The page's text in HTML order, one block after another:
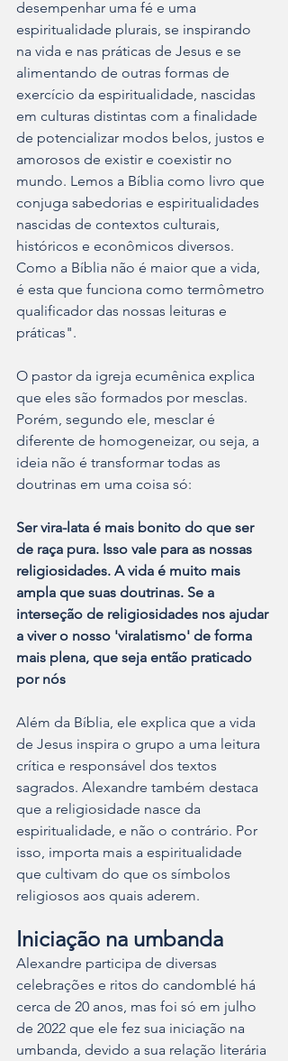
desempenhar uma fé e uma
espiritualidade plurais, se inspirando
na vida e nas práticas de Jesus e se
alimentando de outras formas de
exercício da espiritualidade, nascidas
em culturas distintas com a finalidade
de potencializar modos belos, justos e
amorosos de existir e coexistir no
mundo. Lemos a Bíblia como livro que
conjuga sabedorias e espiritualidades
nascidas de contextos culturais,
históricos e econômicos diversos.
Como a Bíblia não é maior que a vida,
é esta que funciona como termômetro
qualificador das nossas leituras e
práticas".
O pastor da igreja ecumênica explica
que eles são formados por mesclas.
Porém, segundo ele, mesclar é
diferente de homogeneizar, ou seja, a
ideia não é transformar todas as
doutrinas em uma coisa só:
Ser vira-lata é mais bonito do que ser
de raça pura. Isso vale para as nossas
religiosidades. A vida é muito mais
ampla que suas doutrinas. Se a
interseção de religiosidades nos ajudar
a viver o nosso 'viralatismo' de forma
mais plena, que seja então praticado
por nós
Além da Bíblia, ele explica que a vida
de Jesus inspira o grupo a uma leitura
crítica e responsável dos textos
sagrados. Alexandre também destaca
que a religiosidade nasce da
espiritualidade, e não o contrário. Por
isso, importa mais a espiritualidade
que cultivam do que os símbolos
religiosos aos quais aderem.
Iniciação na umbanda
Alexandre participa de diversas
celebrações e ritos do candomblé há
cerca de 20 anos, mas foi só em julho
de 2022 que ele fez sua iniciação na
umbanda, devido a sua relação literária